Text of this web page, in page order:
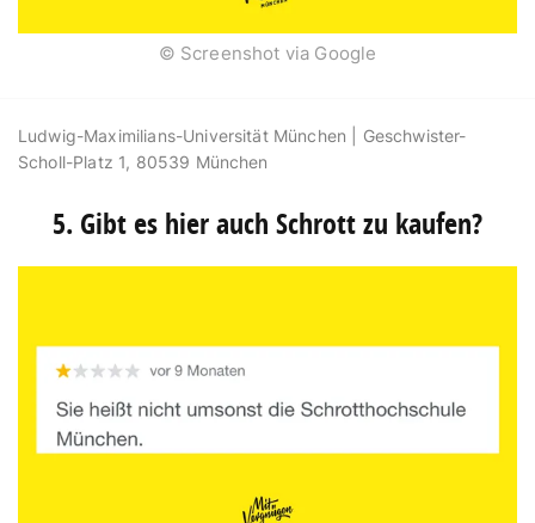
© Screenshot via Google
Ludwig-Maximilians-Universität München | Geschwister-
Scholl-Platz 1, 80539 München
5. Gibt es hier auch Schrott zu kaufen?